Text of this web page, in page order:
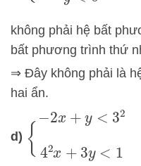
không phải hệ bất
bất phương trình thứ
⇒ Đây không phải là
hai ẩn.
d)
−2x+y< 324 2x+